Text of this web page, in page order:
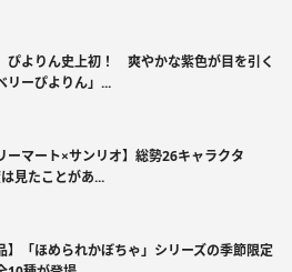
ぴよりん史上初！ 爽やかな紫色が目を引く
リーぴよりん」...
ーマート×サンリオ】総勢26キャラクタ
見たことがあ...
】「ほめられかぼちゃ」シリーズの季節限定